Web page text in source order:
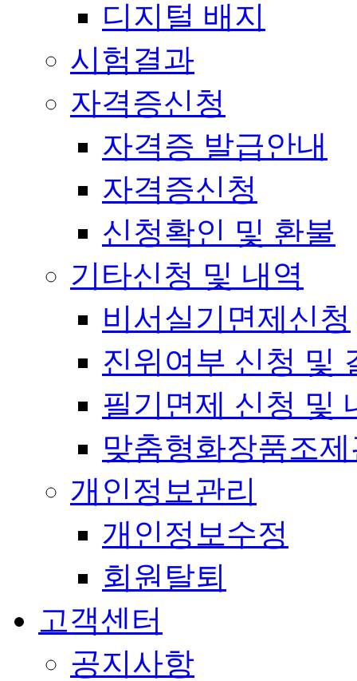
디지털 배지
시험결과
자격증신청
자격증 발급안내
자격증신청
신청확인 및 환불
기타신청 및 내역
비서실기면제신청
진위여부 신청 및
필기면제 신청 및
맞춤형화장품조
개인정보관리
개인정보수정
회원탈퇴
고객센터
공지사항